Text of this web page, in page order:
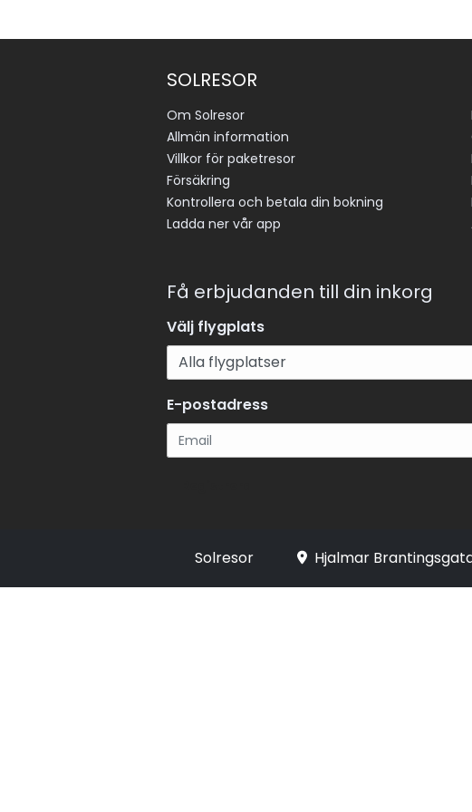
SOLRESOR
Om Solresor
Allmän information
Villkor för paketresor
Försäkring
Kontrollera och betala din bokning
Ladda ner vår app
Få erbjudanden till din inkorg
Välj flygplats
E-postadress
Solresor Hjalmar